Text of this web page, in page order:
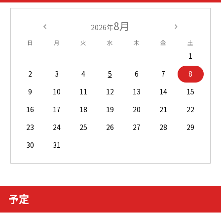
2026年8月
日 月 火 水 木 金 土
1
2
3 4 5 6 7
8
9
10 11 12 13 14
15
16
17 18 19 20 21
22
23
24 25 26 27 28
29
30
31
予定